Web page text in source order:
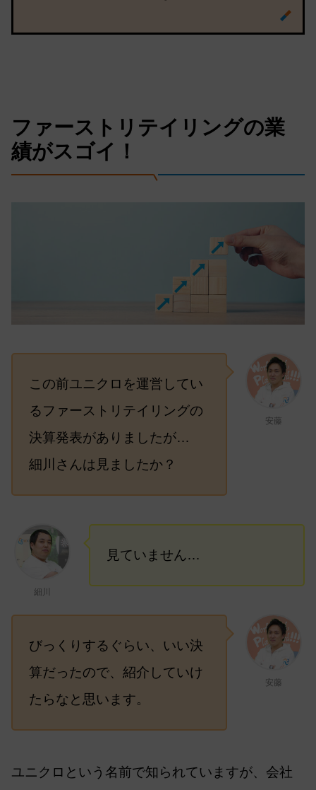
ファーストリテイリングの業
績がスゴイ！
安藤
この前ユニクロを運営してい
るファーストリテイリングの
決算発表がありましたが…
細川さんは見ましたか？
細川
見ていません…
安藤
びっくりするぐらい、いい決
算だったので、紹介していけ
たらなと思います。
ユニクロという名前で知られていますが、会社